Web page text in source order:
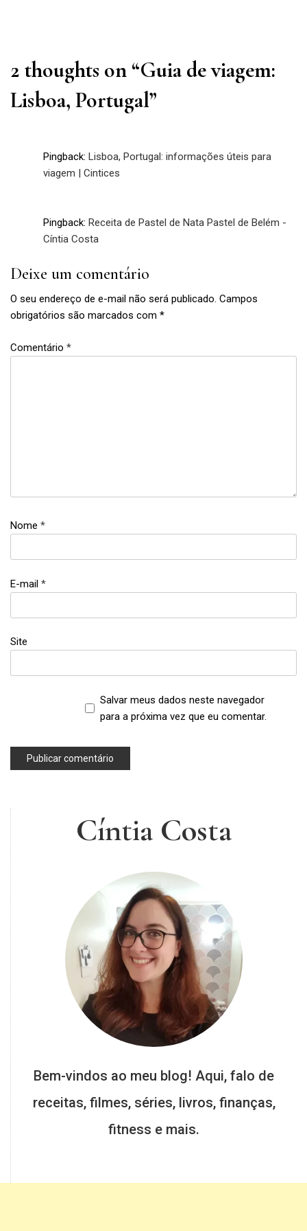
,
,
viagem
2 thoughts on “Guia de viagem:
Lisboa, Portugal”
Pingback: Lisboa, Portugal: informações úteis para
viagem | Cintices
Pingback: Receita de Pastel de Nata Pastel de Belém -
Cíntia Costa
Deixe um comentário
O seu endereço de e-mail não será publicado. Campos
obrigatórios são marcados com *
Comentário *
Nome *
E-mail *
Site
Salvar meus dados neste navegador
para a próxima vez que eu comentar.
Cíntia Costa
Bem-vindos ao meu blog! Aqui, falo de
receitas, filmes, séries, livros, finanças,
fitness e mais.